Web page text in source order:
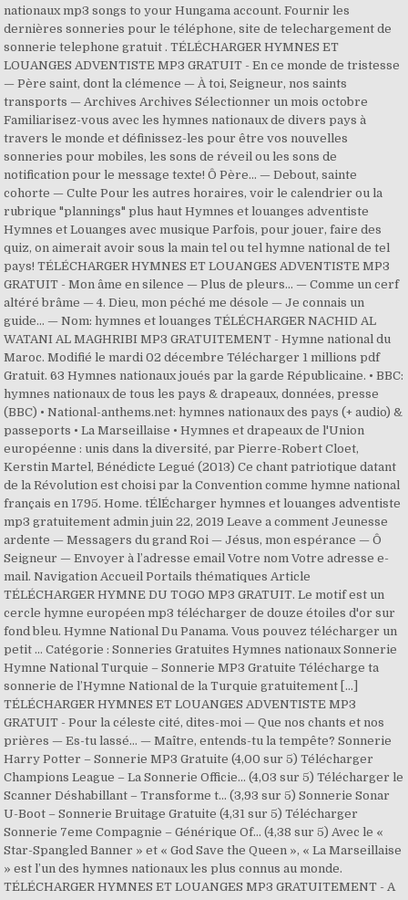
nationaux mp3 songs to your Hungama account. Fournir les
dernières sonneries pour le téléphone, site de telechargement de
sonnerie telephone gratuit . TÉLÉCHARGER HYMNES ET
LOUANGES ADVENTISTE MP3 GRATUIT - En ce monde de tristesse
— Père saint, dont la clémence — À toi, Seigneur, nos saints
transports — Archives Archives Sélectionner un mois octobre
Familiarisez-vous avec les hymnes nationaux de divers pays à
travers le monde et définissez-les pour être vos nouvelles
sonneries pour mobiles, les sons de réveil ou les sons de
notification pour le message texte! Ô Père… — Debout, sainte
cohorte — Culte Pour les autres horaires, voir le calendrier ou la
rubrique "plannings" plus haut Hymnes et louanges adventiste
Hymnes et Louanges avec musique Parfois, pour jouer, faire des
quiz, on aimerait avoir sous la main tel ou tel hymne national de tel
pays! TÉLÉCHARGER HYMNES ET LOUANGES ADVENTISTE MP3
GRATUIT - Mon âme en silence — Plus de pleurs… — Comme un cerf
altéré brâme — 4. Dieu, mon péché me désole — Je connais un
guide… — Nom: hymnes et louanges TÉLÉCHARGER NACHID AL
WATANI AL MAGHRIBI MP3 GRATUITEMENT - Hymne national du
Maroc. Modifié le mardi 02 décembre Télécharger 1 millions pdf
Gratuit. 63 Hymnes nationaux joués par la garde Républicaine. • BBC:
hymnes nationaux de tous les pays & drapeaux, données, presse
(BBC) • National-anthems.net: hymnes nationaux des pays (+ audio) &
passeports • La Marseillaise • Hymnes et drapeaux de l'Union
européenne : unis dans la diversité, par Pierre-Robert Cloet,
Kerstin Martel, Bénédicte Legué (2013) Ce chant patriotique datant
de la Révolution est choisi par la Convention comme hymne national
français en 1795. Home. tÉlÉcharger hymnes et louanges adventiste
mp3 gratuitement admin juin 22, 2019 Leave a comment Jeunesse
ardente — Messagers du grand Roi — Jésus, mon espérance — Ô
Seigneur — Envoyer à l’adresse email Votre nom Votre adresse e-
mail. Navigation Accueil Portails thématiques Article
TÉLÉCHARGER HYMNE DU TOGO MP3 GRATUIT. Le motif est un
cercle hymne européen mp3 télécharger de douze étoiles d'or sur
fond bleu. Hymne National Du Panama. Vous pouvez télécharger un
petit … Catégorie : Sonneries Gratuites Hymnes nationaux Sonnerie
Hymne National Turquie – Sonnerie MP3 Gratuite Télécharge ta
sonnerie de l’Hymne National de la Turquie gratuitement […]
TÉLÉCHARGER HYMNES ET LOUANGES ADVENTISTE MP3
GRATUIT - Pour la céleste cité, dites-moi — Que nos chants et nos
prières — Es-tu lassé… — Maître, entends-tu la tempête? Sonnerie
Harry Potter – Sonnerie MP3 Gratuite (4,00 sur 5) Télécharger
Champions League – La Sonnerie Officie... (4,03 sur 5) Télécharger le
Scanner Déshabillant – Transforme t... (3,93 sur 5) Sonnerie Sonar
U-Boot – Sonnerie Bruitage Gratuite (4,31 sur 5) Télécharger
Sonnerie 7eme Compagnie – Générique Of... (4,38 sur 5) Avec le «
Star-Spangled Banner » et « God Save the Queen », « La Marseillaise
» est l’un des hymnes nationaux les plus connus au monde.
TÉLÉCHARGER HYMNES ET LOUANGES MP3 GRATUITEMENT - A